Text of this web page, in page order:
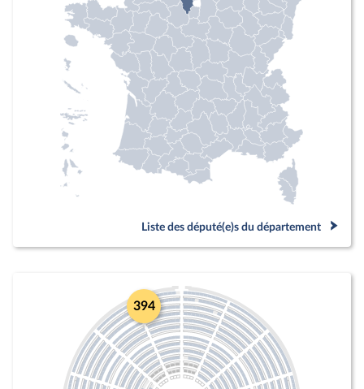
Liste des député(e)s du département
394